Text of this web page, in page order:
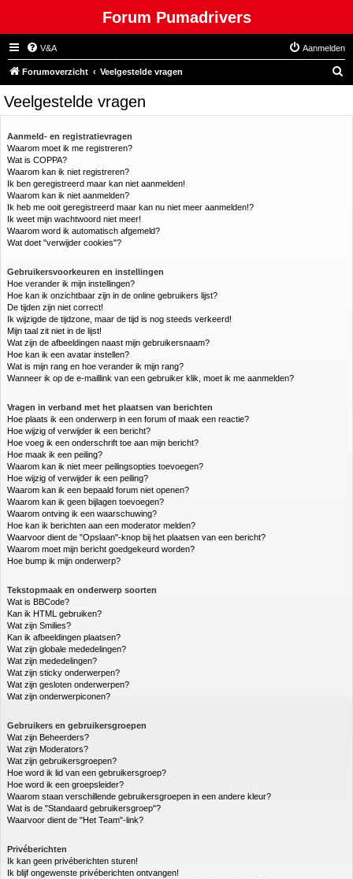
Forum Pumadrivers
V&A Aanmelden
Forumoverzicht Veelgestelde vragen
Veelgestelde vragen
Aanmeld- en registratievragen
Waarom moet ik me registreren?
Wat is COPPA?
Waarom kan ik niet registreren?
Ik ben geregistreerd maar kan niet aanmelden!
Waarom kan ik niet aanmelden?
Ik heb me ooit geregistreerd maar kan nu niet meer aanmelden!?
Ik weet mijn wachtwoord niet meer!
Waarom word ik automatisch afgemeld?
Wat doet "verwijder cookies"?
Gebruikersvoorkeuren en instellingen
Hoe verander ik mijn instellingen?
Hoe kan ik onzichtbaar zijn in de online gebruikers lijst?
De tijden zijn niet correct!
Ik wijzigde de tijdzone, maar de tijd is nog steeds verkeerd!
Mijn taal zit niet in de lijst!
Wat zijn de afbeeldingen naast mijn gebruikersnaam?
Hoe kan ik een avatar instellen?
Wat is mijn rang en hoe verander ik mijn rang?
Wanneer ik op de e-maillink van een gebruiker klik, moet ik me aanmelden?
Vragen in verband met het plaatsen van berichten
Hoe plaats ik een onderwerp in een forum of maak een reactie?
Hoe wijzig of verwijder ik een bericht?
Hoe voeg ik een onderschrift toe aan mijn bericht?
Hoe maak ik een peiling?
Waarom kan ik niet meer peilingsopties toevoegen?
Hoe wijzig of verwijder ik een peiling?
Waarom kan ik een bepaald forum niet openen?
Waarom kan ik geen bijlagen toevoegen?
Waarom ontving ik een waarschuwing?
Hoe kan ik berichten aan een moderator melden?
Waarvoor dient de "Opslaan"-knop bij het plaatsen van een bericht?
Waarom moet mijn bericht goedgekeurd worden?
Hoe bump ik mijn onderwerp?
Tekstopmaak en onderwerp soorten
Wat is BBCode?
Kan ik HTML gebruiken?
Wat zijn Smilies?
Kan ik afbeeldingen plaatsen?
Wat zijn globale mededelingen?
Wat zijn mededelingen?
Wat zijn sticky onderwerpen?
Wat zijn gesloten onderwerpen?
Wat zijn onderwerpiconen?
Gebruikers en gebruikersgroepen
Wat zijn Beheerders?
Wat zijn Moderators?
Wat zijn gebruikersgroepen?
Hoe word ik lid van een gebruikersgroep?
Hoe word ik een groepsleider?
Waarom staan verschillende gebruikersgroepen in een andere kleur?
Wat is de "Standaard gebruikersgroep"?
Waarvoor dient de "Het Team"-link?
Privéberichten
Ik kan geen privéberichten sturen!
Ik blijf ongewenste privéberichten ontvangen!